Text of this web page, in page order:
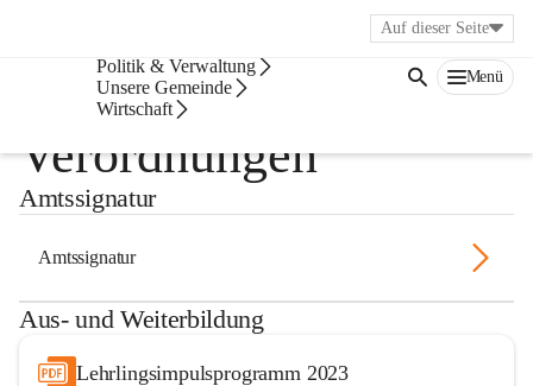
Politik & Verwaltung
Unsere Gemeinde
Wirtschaft
Menü
Auf dieser Seite
Förderungen &
Verordnungen
Amtssignatur
Amtssignatur
Aus- und Weiterbildung
Lehrlingsimpulsprogramm 2023